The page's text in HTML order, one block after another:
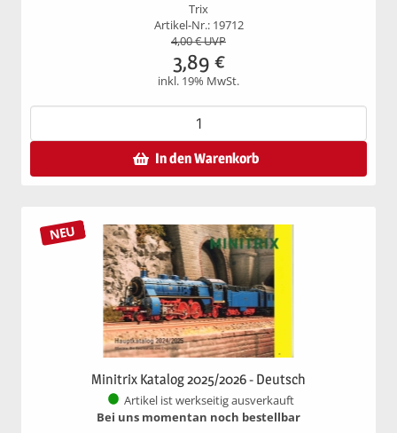
Trix
Artikel-Nr.: 19712
4,00€ UVP
3,89 €
inkl. 19% MwSt.
In den Warenkorb
NEU
Minitrix Katalog 2025/2026 - Deutsch
Artikel ist werkseitig ausverkauft
Bei uns momentan noch bestellbar